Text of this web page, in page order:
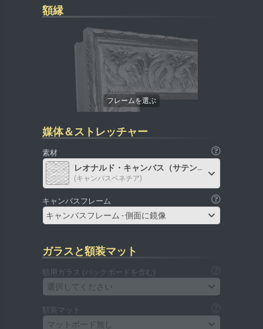
額縁
媒体＆ストレッチャー
素材
レオナルド・キャンバス（サテン）
(キャンバスベネチア)
キャンバスフレーム
キャンバスフレーム - 側面に鏡像
ガラスと額装マット
額用ガラス (バックボードを含む)
選択してください
額装マット
マットボード無し